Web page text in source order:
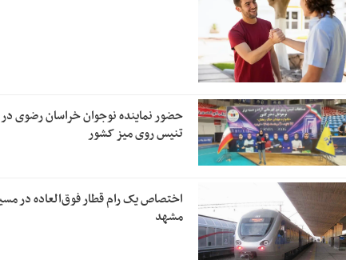
حضور نماینده نوجوان خراسان رضوی
تنیس روی میز کشور
اختصاص یک رام قطار فوق‌العاده در
مشهد